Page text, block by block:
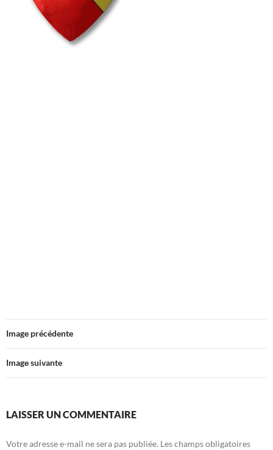
Image précédente
Image suivante
LAISSER UN COMMENTAIRE
Votre adresse e-mail ne sera pas publiée. Les champs obligatoires